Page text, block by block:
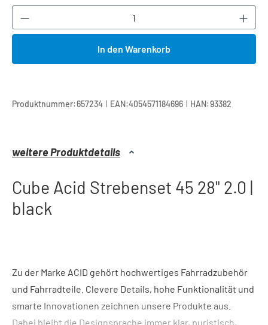
Produkt Anzahl: Gib den gewünschten
In den Warenkorb
Produktnummer:657234 | EAN:4054571184696 | HAN:93382
weitere Produktdetails
Cube Acid Strebenset 45 28" 2.0 |
black
Zu der Marke ACID gehört hochwertiges Fahrradzubehör
und Fahrradteile. Clevere Details, hohe Funktionalität und
smarte Innovationen zeichnen unsere Produkte aus.
Dabei bleibt die Designsprache immer klar, puristisch,